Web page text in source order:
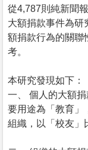
從4,787則純新聞
大額捐款事件為研
額捐款行為的關聯
考。
本研究發現如下：
一、 個人的大額
要用途為「教育」
組織，以「校友」